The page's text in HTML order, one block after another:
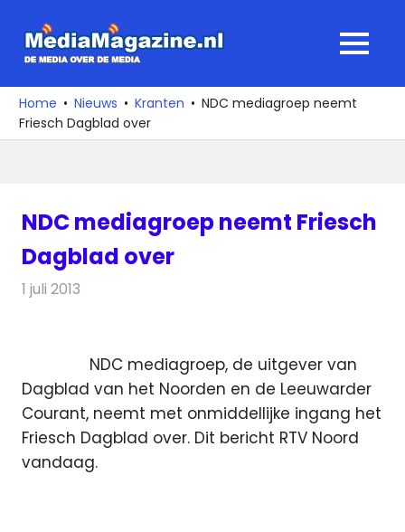
naar
media
over
de
MENU
Home Nieuws Kranten
NDC mediagroep neemt
Friesch Dagblad over
NDC mediagroep neemt Friesch
Dagblad over
1 juli 2013
NDC mediagroep, de uitgever van
Dagblad van het Noorden en de Leeuwarder
Courant, neemt met onmiddellijke ingang het
Friesch Dagblad over. Dit bericht RTV Noord
vandaag.